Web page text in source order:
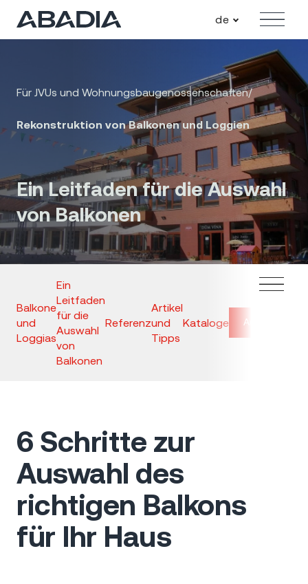
Angebot
de
Für JVUs und Wohnungsbaugenossenschaften/
Rekonstruktion von Balkonen und Loggien
Ein Leitfaden für die Auswahl
von Balkonen
Balkone
und
Loggias
Ein
Leitfaden
für die
Auswahl
von
Balkonen
Referenz
Artikel
und
Tipps
Kataloge Anfrage
6 Schritte zur
Auswahl des
richtigen Balkons
für Ihr Haus